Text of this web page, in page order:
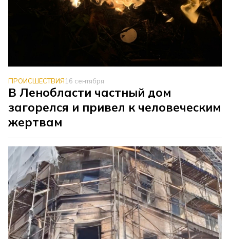
ПРОИСШЕСТВИЯ16 сентября
В Ленобласти частный дом
загорелся и привел к человеческим
жертвам